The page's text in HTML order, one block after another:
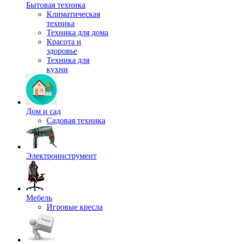
Бытовая техника
Климатическая
техника
Техника для дома
Красота и
здоровье
Техника для
кухни
Дом и сад
Садовая техника
Электроинструмент
Мебель
Игровые кресла